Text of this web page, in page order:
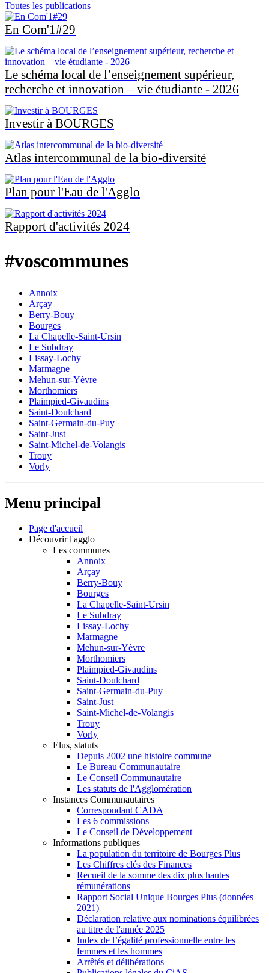
Toutes les publications
En Com'1#29
Le schéma local de l’enseignement supérieur,
recherche et innovation – vie étudiante - 2026
Investir à BOURGES
Atlas intercommunal de la bio-diversité
Plan pour l'Eau de l'Agglo
Rapport d'activités 2024
#voscommunes
Annoix
Arçay
Berry-Bouy
Bourges
La Chapelle-Saint-Ursin
Le Subdray
Lissay-Lochy
Marmagne
Mehun-sur-Yèvre
Morthomiers
Plaimpied-Givaudins
Saint-Doulchard
Saint-Germain-du-Puy
Saint-Just
Saint-Michel-de-Volangis
Trouy
Vorly
Menu principal
Page d'accueil
Découvrir l'agglo
Les communes
Annoix
Arçay
Berry-Bouy
Bourges
La Chapelle-Saint-Ursin
Le Subdray
Lissay-Lochy
Marmagne
Mehun-sur-Yèvre
Morthomiers
Plaimpied-Givaudins
Saint-Doulchard
Saint-Germain-du-Puy
Saint-Just
Saint-Michel-de-Volangis
Trouy
Vorly
Elus, statuts
Depuis 2002 une histoire commune
Le Bureau Communautaire
Le Conseil Communautaire
Les statuts de l'Agglomération
Instances Communautaires
Correspondant CADA
Les 6 commissions
Le Conseil de Développement
Informations publiques
La population du territoire de Bourges Plus
Les Chiffres clés des Finances
Recueil de la somme des dix plus hautes
rémunérations
Rapport Social Unique Bourges Plus (données
2021)
Déclaration relative aux nominations équilibrées
au titre de l'année 2025
Index de l’égalité professionnelle entre les
femmes et les hommes
Arrêtés et délibérations